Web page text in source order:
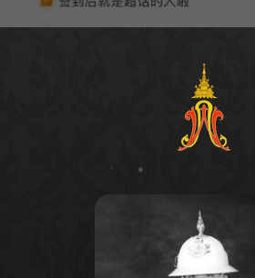
รางวัลรองชนะเลิศอันดับ 1 ทีม